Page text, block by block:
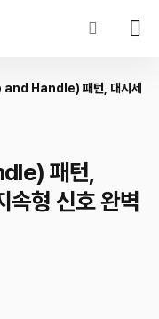
and Handle) 패턴, 대시세
패턴,
속형 신호 완벽